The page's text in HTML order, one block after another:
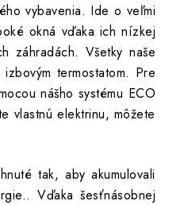
vybavenia. Ide o veľmi
okná vďaka ich nízkej
záhradách. Všetky naše
termostatom. Pre
nášho systému ECO
vlastnú elektrinu, môžete
tak, aby akumulovali
Vďaka šesťnásobnej